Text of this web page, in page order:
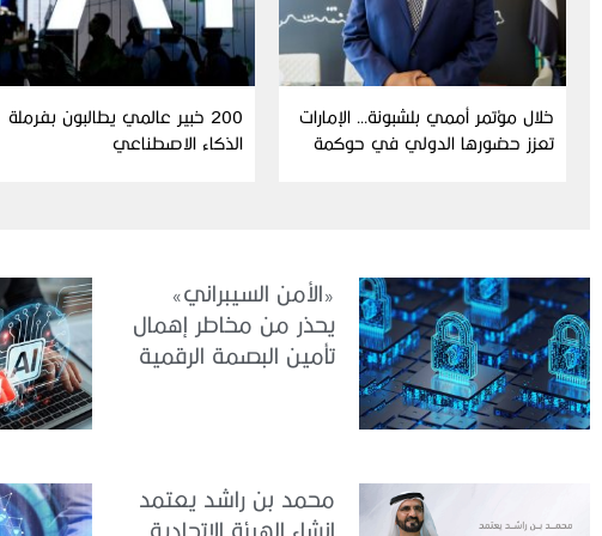
خلال مؤتمر أممي بلشبونة… الإمارات
تعزز حضورها الدولي في حوكمة
200 خبير عالمي يطالبون بفرملة
الذكاء الاصطناعي
«الأمن السيبراني»
يحذر من مخاطر إهمال
تأمين البصمة الرقمية
محمد بن راشد يعتمد
إنشاء الهيئة الاتحادية